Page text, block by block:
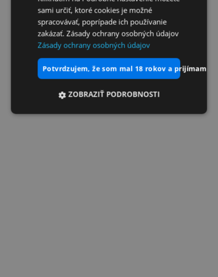
sami určiť, ktoré cookies je možné
spracovávať, poprípade ich používanie
zakázať. Zásady ochrany osobných údajov
Zásady ochrany osobných údajov
potvrdzujem, že som mal 18 rokov a prijímam
ZOBRAZIŤ PODROBNOSTI